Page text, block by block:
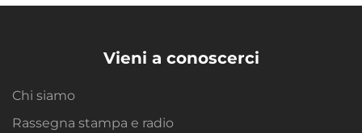
Vieni a conoscerci
Chi siamo
Rassegna stampa e radio